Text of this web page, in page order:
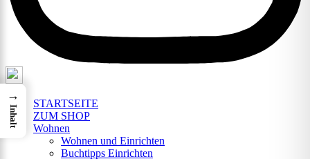
STARTSEITE
ZUM SHOP
Wohnen
Wohnen und Einrichten
Buchtipps Einrichten
→
Inhalt